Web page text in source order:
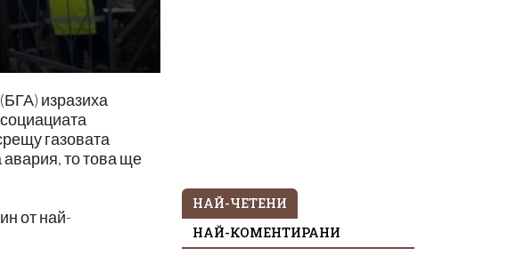
изразиха
газовата
авария, то това ще
от най-
НАЙ-ЧЕТЕНИ
НАЙ-КОМЕНТИРАНИ